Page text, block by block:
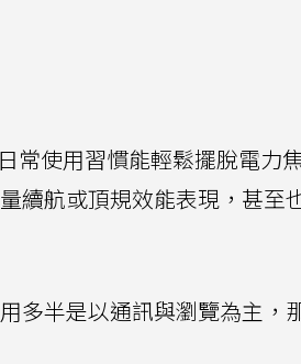
常使用習慣能輕鬆擺脫電力
續航或頂規效能表現，甚至
多半是以通訊與瀏覽為主，